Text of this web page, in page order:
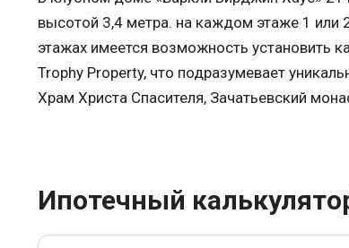
высотой 3,4 метра. на каждом этаже 1 или
этажах имеется возможность установить
Trophy Property, что подразумевает
Храм Христа Спасителя, Зачатьевский
Ипотечный